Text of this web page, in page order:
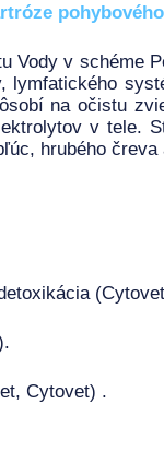
Vody v schéme
lymfatického
na očistu
v tele.
hrubého čreva
Cytovet) .